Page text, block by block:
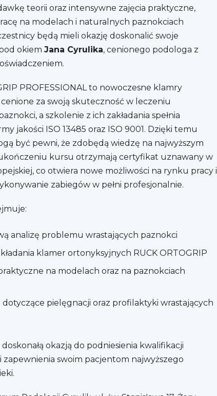
teorii oraz intensywne zajęcia praktyczne,
na modelach i naturalnych paznokciach
będą mieli okazję doskonalić swoje
okiem Jana Cyrulika, cenionego podologa z
PROFESSIONAL to nowoczesne klamry
za swoją skuteczność w leczeniu
a szkolenie z ich zakładania spełnia
jakości ISO 13485 oraz ISO 9001. Dzięki temu
być pewni, że zdobędą wiedzę na najwyższym
kursu otrzymają certyfikat uznawany w
co otwiera nowe możliwości na rynku pracy i
zabiegów w pełni profesjonalnie.
analizę problemu wrastających paznokci
klamer ortonyksyjnych RUCK ORTOGRIP
na modelach oraz na paznokciach
dotyczące pielęgnacji oraz profilaktyki wrastających
okazją do podniesienia kwalifikacji
zapewnienia swoim pacjentom najwyższego